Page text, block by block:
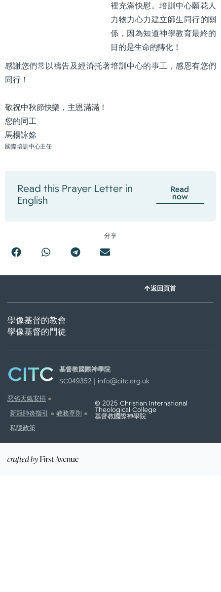
分享
裡充滿快慰。培訓中心願花人
力物力心力建立師生同行的關
係，因為知道神學教育最終的
目的是生命的轉化！
感謝您們常以禱告及經濟托著培訓中心的事工，感恩有您們
同行！
敬祝中秋節快樂，主恩滿滿！
您的同工
馬楊詠嫦
國際培訓中心主任
Read this Prayer Letter in
English
Read
now
返回頁首
學像基督的教會
學像基督的門徒
CITC
基督教國際神學院
SC049352 | info@citc.org.uk
惡劣天氣安排
新冠肺炎指引
教務章則
私隱政策
© 2025 Christian International
Theological College
基督教國際神學院